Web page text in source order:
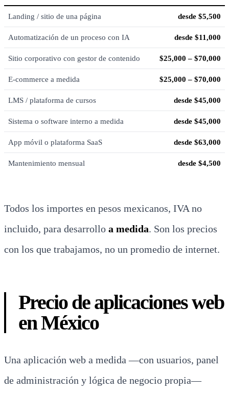
Landing / sitio de una página desde $5,500
Automatización de un proceso con IA desde $11,000
Sitio corporativo con gestor de contenido $25,000 – $70,000
E-commerce a medida $25,000 – $70,000
LMS / plataforma de cursos desde $45,000
Sistema o software interno a medida desde $45,000
App móvil o plataforma SaaS desde $63,000
Mantenimiento mensual desde $4,500
Todos los importes en pesos mexicanos, IVA no
incluido, para desarrollo a medida. Son los precios
con los que trabajamos, no un promedio de internet.
Precio de aplicaciones web
en México
Una aplicación web a medida —con usuarios, panel
de administración y lógica de negocio propia—